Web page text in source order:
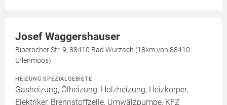
Josef Waggershauser
Biberacher Str. 9, 88410 Bad Wurzach (18km von 88410
Erlenmoos)
HEIZUNG SPEZIALGEBIETE
Gasheizung, Ölheizung, Holzheizung, Heizkörper,
Elektriker, Brennstoffzelle, Umwälzpumpe, KFZ